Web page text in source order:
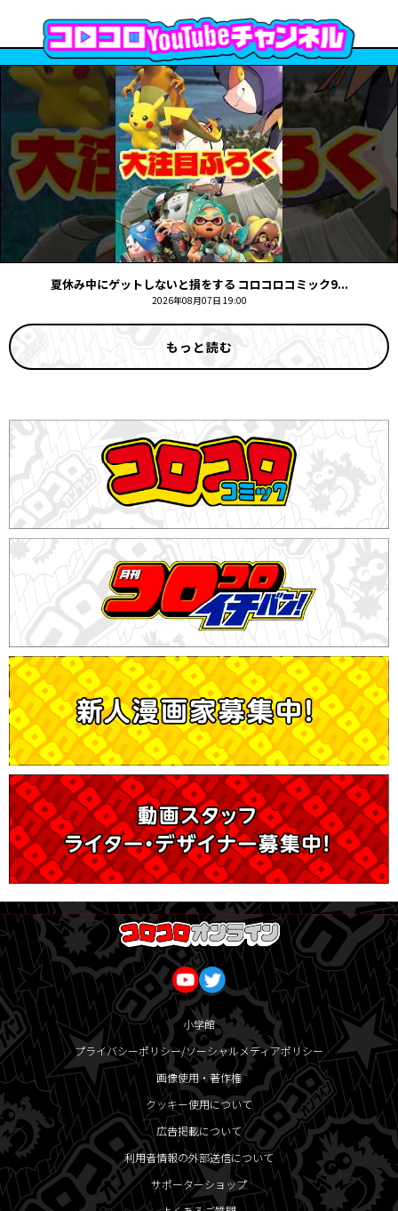
夏休み中にゲットしないと損をする コロコロコミック9...
2026年08月07日 19:00
もっと読む
小学館
プライバシーポリシー/ソーシャルメディアポリシー
画像使用・著作権
クッキー使用について
広告掲載について
利用者情報の外部送信について
サポーターショップ